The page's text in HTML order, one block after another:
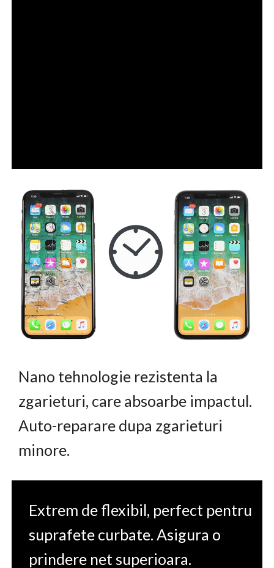
Nano tehnologie rezistenta la
zgarieturi, care absoarbe impactul.
Auto-reparare dupa zgarieturi
minore.
Extrem de flexibil, perfect pentru
suprafete curbate. Asigura o
prindere net superioara.